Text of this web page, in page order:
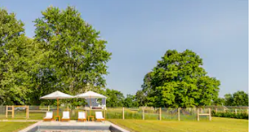
z kategorii Wybór gości